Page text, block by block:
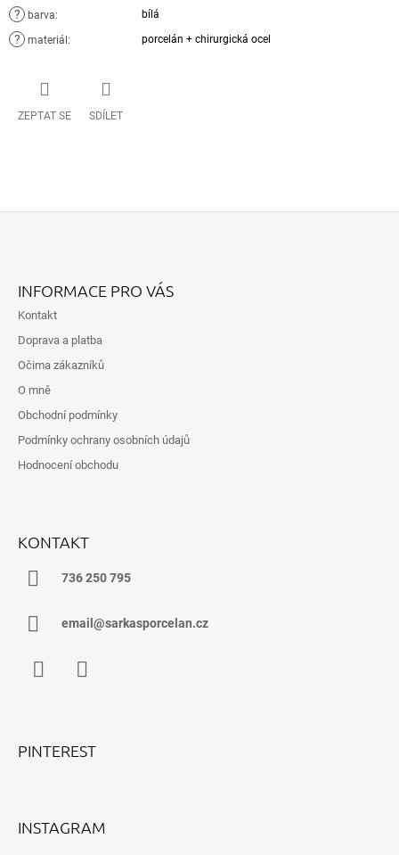
? barva: bílá
? materiál : porcelán + chirurgická ocel
ZEPTAT SE SDÍLET
INFORMACE PRO VÁS
Kontakt
Doprava a platba
Očima zákazníků
O mně
Obchodní podmínky
Podmínky ochrany osobních údajů
Hodnocení obchodu
KONTAKT
736 250 795
email@sarkasporcelan.cz
PINTEREST
INSTAGRAM